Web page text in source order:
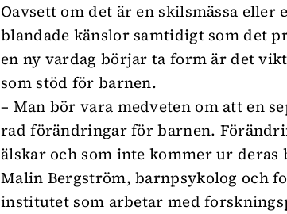
Oavsett om det är en skilsmässa eller
blandade känslor samtidigt som det
en ny vardag börjar ta form är det
som stöd för barnen.
– Man bör vara medveten om att en
rad förändringar för barnen.
älskar och som inte kommer ur
Malin Bergström, barnpsykolog och
institutet som arbetar med